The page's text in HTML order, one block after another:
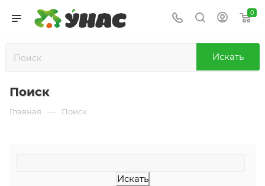
0
Искать
Поиск
Главная — Поиск